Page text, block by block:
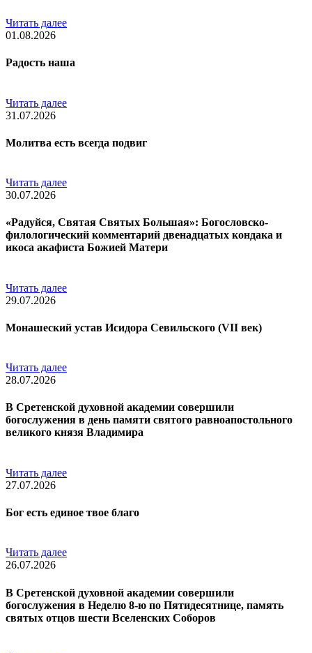
Читать далее
01.08.2026
Радость наша
Читать далее
31.07.2026
Молитва есть всегда подвиг
Читать далее
30.07.2026
«Радуйся, Святая Святых Большая»: Богословско-
филологический комментарий двенадцатых кондака и
икоса акафиста Божией Матери
Читать далее
29.07.2026
Монашеский устав Исидора Севильского (VII век)
Читать далее
28.07.2026
В Сретенской духовной академии совершили
богослужения в день памяти святого равноапостольного
великого князя Владимира
Читать далее
27.07.2026
Бог есть единое твое благо
Читать далее
26.07.2026
В Сретенской духовной академии совершили
богослужения в Неделю 8-ю по Пятидесятнице, память
святых отцов шести Вселенских Соборов